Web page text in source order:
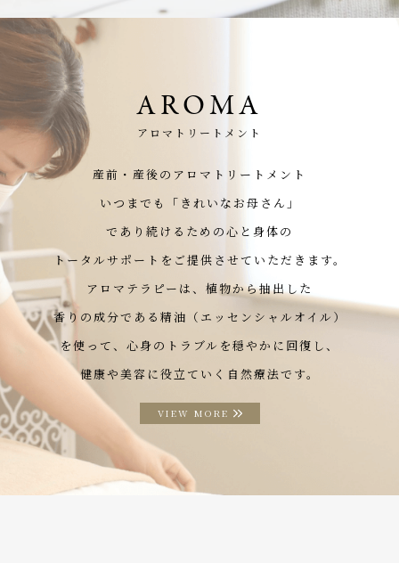
AROMA
アロマトリートメント
産前・産後のアロマトリートメント
いつまでも「きれいなお母さん」
であり続けるための心と身体の
トータルサポートをご提供させていただきます。
アロマテラピーは、植物から抽出した
香りの成分である精油（エッセンシャルオイル）
を使って、心身のトラブルを穏やかに回復し、
健康や美容に役立ていく自然療法です。
VIEW MORE